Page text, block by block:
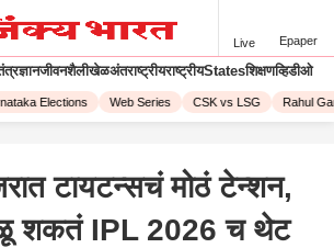
Live Epaper
जीवनशैलीखेळअंतराष्ट्रीयराष्ट्रीयStatesशिक्षणव्हिडीओ
Elections Web Series CSK vs LSG Rahul
टायटन्सचं मोठं टेन्शन,
शकतं IPL 2026 च थेट